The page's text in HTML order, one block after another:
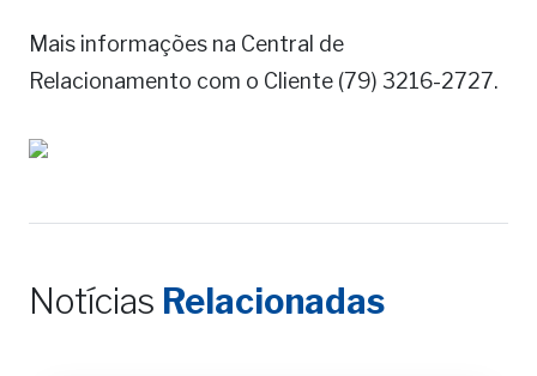
Mais informações na Central de
Relacionamento com o Cliente (79) 3216-2727.
Notícias Relacionadas